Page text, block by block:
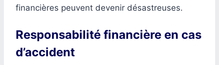
financières peuvent devenir désastreuses.
Responsabilité financière en cas
d’accident